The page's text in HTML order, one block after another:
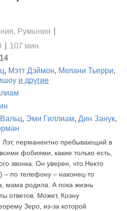
Румыния
107 мин.
, Мэтт Дэймон, Мелани Тьерри,
и другие
, Эми Гиллиам, Дин Занук,
Лэт, перманентно пребывающий в
фобиями, какие только есть,
звонка. Он уверен, что Некто
– по телефону – наконец-то
мама родила. А пока жизнь
ответов. Может, Коэну
Зеро, из-за которой